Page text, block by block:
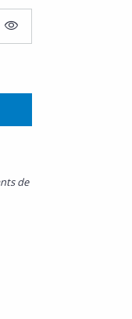
AFFICHER LE MOT
de